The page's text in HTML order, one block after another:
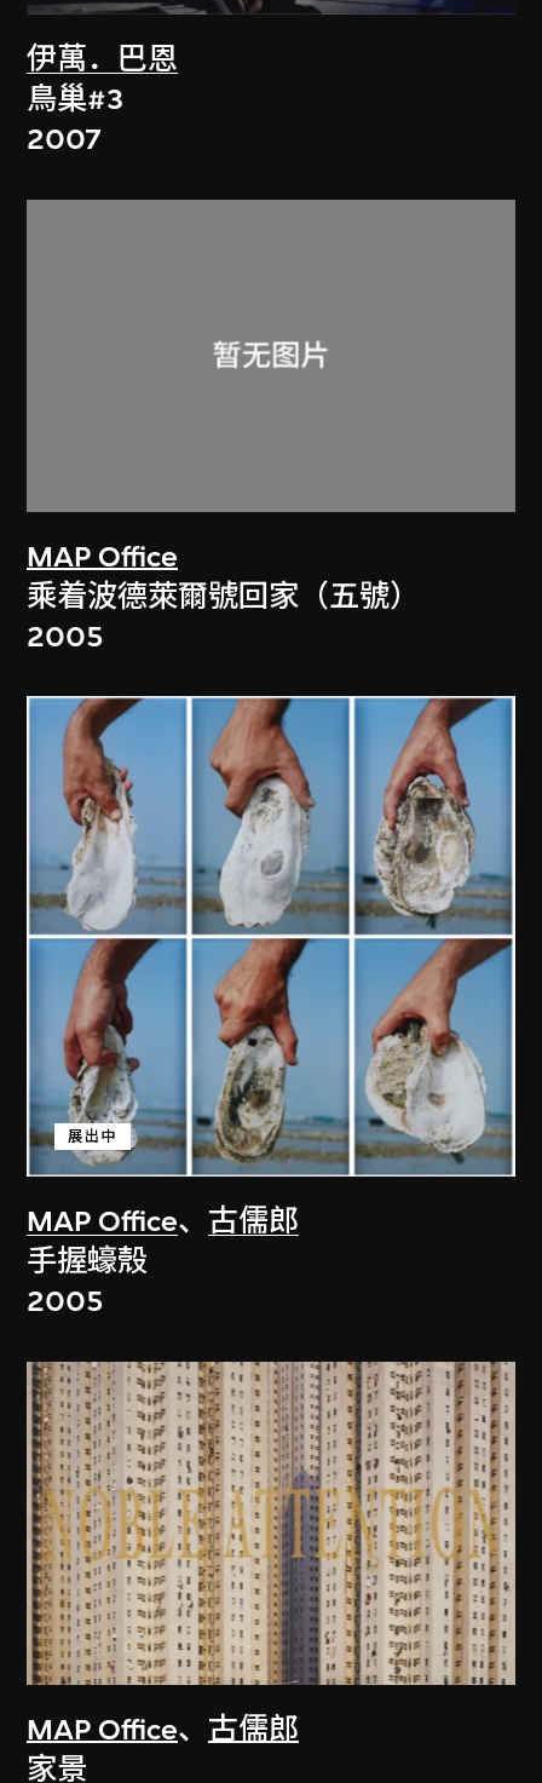
伊萬．巴恩
鳥巢#3
2007
MAP Office
乘着波德萊爾號回家（五號）
2005
MAP Office、 古儒郎
展出中
手握蠔殼
2005
MAP Office、 古儒郎
家景